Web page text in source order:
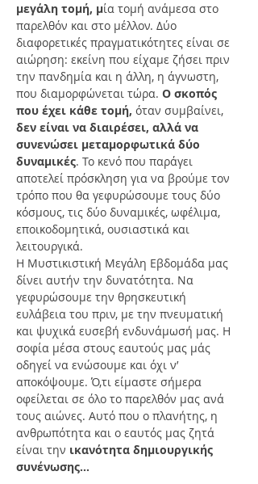
μεγάλη τομή, μία τομή ανάμεσα στο
παρελθόν και στο μέλλον. Δύο
διαφορετικές πραγματικότητες είναι σε
αιώρηση: εκείνη που είχαμε ζήσει πριν
την πανδημία και η άλλη, η άγνωστη,
που διαμορφώνεται τώρα. Ο σκοπός
που έχει κάθε τομή, όταν συμβαίνει,
δεν είναι να διαιρέσει, αλλά να
συνενώσει μεταμορφωτικά δύο
δυναμικές. Το κενό που παράγει
αποτελεί πρόσκληση για να βρούμε τον
τρόπο που θα γεφυρώσουμε τους δύο
κόσμους, τις δύο δυναμικές, ωφέλιμα,
εποικοδομητικά, ουσιαστικά και
λειτουργικά.
Η Μυστικιστική Μεγάλη Εβδομάδα μας
δίνει αυτήν την δυνατότητα. Να
γεφυρώσουμε την θρησκευτική
ευλάβεια του πριν, με την πνευματική
και ψυχικά ευσεβή ενδυνάμωσή μας. Η
σοφία μέσα στους εαυτούς μας μάς
οδηγεί να ενώσουμε και όχι ν’
αποκόψουμε. Ό,τι είμαστε σήμερα
οφείλεται σε όλο το παρελθόν μας ανά
τους αιώνες. Αυτό που ο πλανήτης, η
ανθρωπότητα και ο εαυτός μας ζητά
είναι την ικανότητα δημιουργικής
συνένωσης…